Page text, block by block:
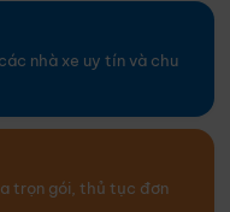
nhà xe uy tín và chu
trọn gói, thủ tục đơn